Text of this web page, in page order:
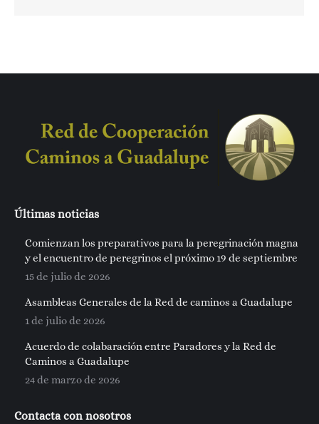
Últimas noticias
Comienzan los preparativos para la peregrinación magna
y el encuentro de peregrinos el próximo 19 de septiembre
15 de julio de 2026
Asambleas Generales de la Red de caminos a Guadalupe
1 de julio de 2026
Acuerdo de colabaración entre Paradores y la Red de
Caminos a Guadalupe
24 de marzo de 2026
Contacta con nosotros